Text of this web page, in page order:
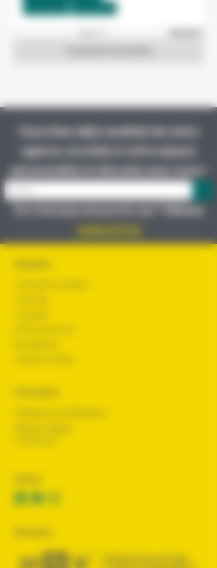
Du:10/08/26 Au:10/09/26
Vous êtes déjà candidat de notre
agence, accédez à votre espace
personnalisé et discutez avec nous !
Ce n’est pas encore le cas ? Glissez
votre CV ici